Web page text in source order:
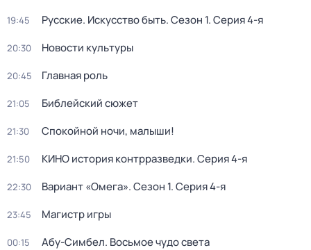
19:45 Русские. Искусство быть. Сезон 1. Серия 4-я
20:30 Новости культуры
20:45 Главная роль
21:05 Библейский сюжет
21:30 Спокойной ночи, малыши!
21:50 КИНО история контрразведки. Серия 4-я
22:30 Вариант «Омега». Сезон 1. Серия 4-я
23:45 Магистр игры
00:15 Абу-Симбел. Восьмое чудо света